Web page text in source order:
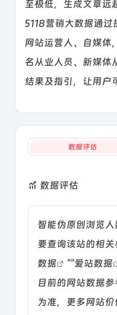
至极低，生成文章远
5118营销大数据通过
网站运营人、自媒体
名从业人员、新媒体
结果及指引，让用户
数据评估
数据评估
智能伪原创浏览
要查询该站的相
数据
""爱站数据
目前的网站数据
为准，更多网站